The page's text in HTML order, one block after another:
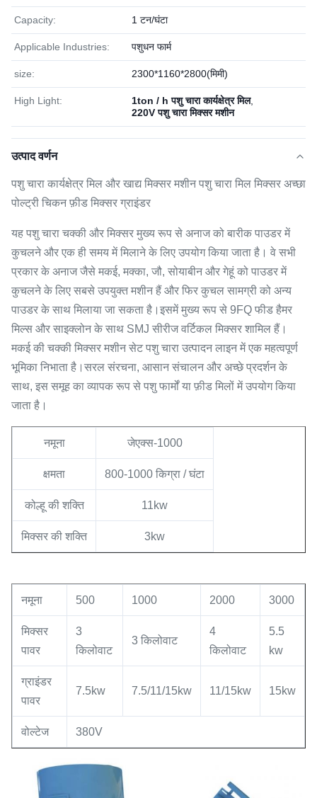
Capacity: 1 टन/घंटा
Applicable Industries: पशुधन फार्म
size: 2300*1160*2800(मिमी)
High Light: 1ton / h पशु चारा कार्यक्षेत्र मिल,
220V पशु चारा मिक्सर मशीन
उत्पाद वर्णन
पशु चारा कार्यक्षेत्र मिल और खाद्य मिक्सर मशीन पशु चारा मिल मिक्सर अच्छा
पोल्ट्री चिकन फ़ीड मिक्सर ग्राइंडर
यह पशु चारा चक्की और मिक्सर मुख्य रूप से अनाज को बारीक पाउडर में
कुचलने और एक ही समय में मिलाने के लिए उपयोग किया जाता है। वे सभी
प्रकार के अनाज जैसे मकई, मक्का, जौ, सोयाबीन और गेहूं को पाउडर में
कुचलने के लिए सबसे उपयुक्त मशीन हैं और फिर कुचल सामग्री को अन्य
पाउडर के साथ मिलाया जा सकता है।इसमें मुख्य रूप से 9FQ फीड हैमर
मिल्स और साइक्लोन के साथ SMJ सीरीज वर्टिकल मिक्सर शामिल हैं।
मकई की चक्की मिक्सर मशीन सेट पशु चारा उत्पादन लाइन में एक महत्वपूर्ण
भूमिका निभाता है।सरल संरचना, आसान संचालन और अच्छे प्रदर्शन के
साथ, इस समूह का व्यापक रूप से पशु फार्मों या फ़ीड मिलों में उपयोग किया
जाता है।
नमूना जेएक्स-1000
क्षमता 800-1000 किग्रा / घंटा
कोल्हू की शक्ति 11kw
मिक्सर की शक्ति 3kw
नमूना 500 1000 2000 3000
मिक्सर
पावर
3
किलोवाट
3 किलोवाट
4
किलोवाट
5.5
kw
ग्राइंडर
पावर
7.5kw 7.5/11/15kw 11/15kw 15kw
वोल्टेज 380V